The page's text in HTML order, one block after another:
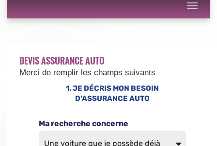
Toggle
DEVIS ASSURANCE AUTO
Merci de remplir les champs suivants